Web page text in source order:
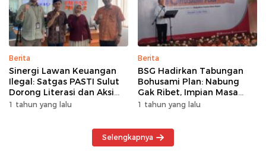
Berita
Sinergi Lawan Keuangan
Ilegal: Satgas PASTI Sulut
Dorong Literasi dan Aksi
Kolektif Masyarakat
1 tahun yang lalu
Berita
BSG Hadirkan Tabungan
Bohusami Plan: Nabung
Gak Ribet, Impian Masa
Depan Makin Dekat!
1 tahun yang lalu
Selengkapnya